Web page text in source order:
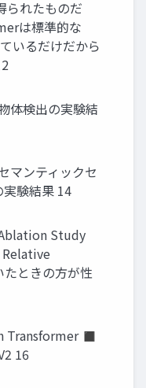
られたものだ
は標準的な
いるだけだから
体検出の実験結
マンティックセ
験結果 14
Study
ときの方が性
Transformer ◼
16